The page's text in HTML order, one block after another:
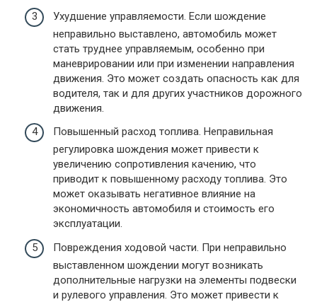
Ухудшение управляемости. Если шождение
неправильно выставлено, автомобиль может
стать труднее управляемым, особенно при
маневрировании или при изменении направления
движения. Это может создать опасность как для
водителя, так и для других участников дорожного
движения.
Повышенный расход топлива. Неправильная
регулировка шождения может привести к
увеличению сопротивления качению, что
приводит к повышенному расходу топлива. Это
может оказывать негативное влияние на
экономичность автомобиля и стоимость его
эксплуатации.
Повреждения ходовой части. При неправильно
выставленном шождении могут возникать
дополнительные нагрузки на элементы подвески
и рулевого управления. Это может привести к